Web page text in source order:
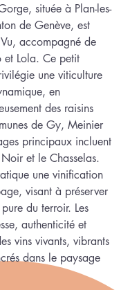
située à Plan-les-
de Genève, est
accompagné de
et Lola. Ce petit
une viticulture
en
des raisins
de Gy, Meinier
principaux incluent
et le Chasselas.
une vinification
visant à préserver
du terroir. Les
authenticité et
vins vivants, vibrants
dans le paysage